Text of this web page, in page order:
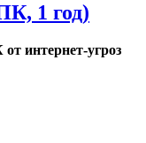
1 год)
интернет-угроз